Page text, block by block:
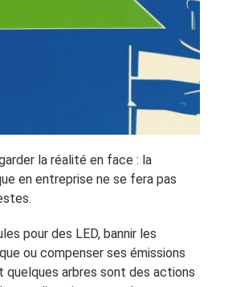
la réalité en face : la
en entreprise ne se fera pas
pour des LED, bannir les
ou compenser ses émissions
quelques arbres sont des actions